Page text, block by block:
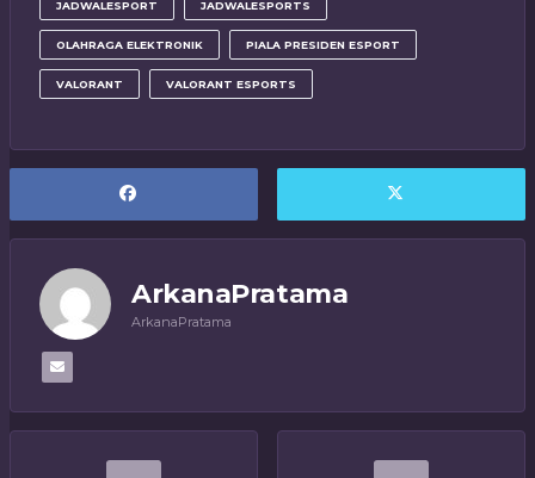
JADWALESPORT JADWALESPORTS
OLAHRAGA ELEKTRONIK PIALA PRESIDEN ESPORT
VALORANT VALORANT ESPORTS
ArkanaPratama
ArkanaPratama